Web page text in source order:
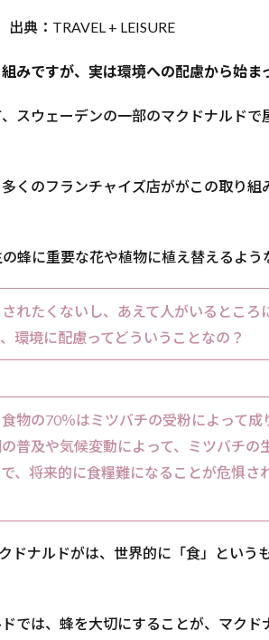
典：TRAVEL + LEISURE
みですが、実は環境への配慮から始ま
スウェーデンの一部のマクドナルドで
くのフランチャイズ店ががこの取り組
蜂に重要な花や植物に植え替えるよう
れたくないし、あえて人がいるところ
環境に配慮ってどういうことなの？
物の70％はミツバチの受粉によって成
普及や気候変動によって、ミツバチの
、将来的に食糧難になることが危惧さ
ドナルドがは、世界的に「食」という
では、蜂を大切にすることが、マクド